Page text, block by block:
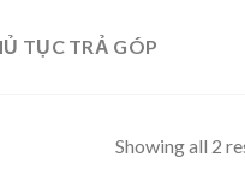
TỤC TRẢ GÓP
Showing all 2